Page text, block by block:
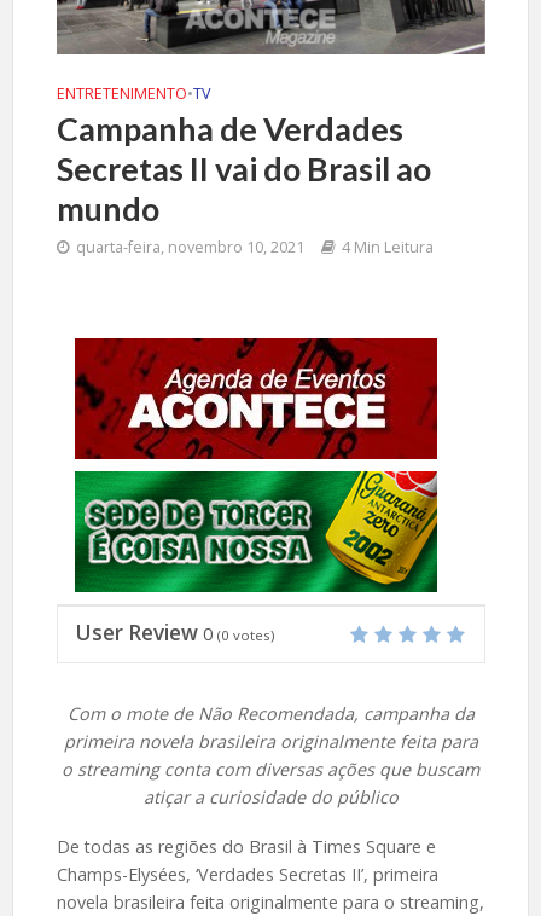
ENTRETENIMENTO•TV
Campanha de Verdades
Secretas II vai do Brasil ao
mundo
quarta-feira, novembro 10, 2021 4 Min Leitura
User Review 0 (0 votes)
Com o mote de Não Recomendada, campanha da
primeira novela brasileira originalmente feita para
o streaming conta com diversas ações que buscam
atiçar a curiosidade do público
De todas as regiões do Brasil à Times Square e
Champs-Elysées, ‘Verdades Secretas II’, primeira
novela brasileira feita originalmente para o streaming,